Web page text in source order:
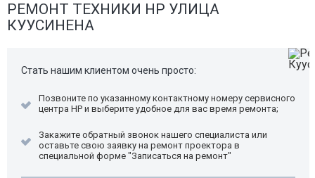
РЕМОНТ ТЕХНИКИ HP УЛИЦА
КУУСИНЕНА
Стать нашим клиентом очень просто:
Позвоните по указанному контактному номеру сервисного
центра HP и выберите удобное для вас время ремонта;
Закажите обратный звонок нашего специалиста или
оставьте свою заявку на ремонт проектора в
специальной форме "Записаться на ремонт"